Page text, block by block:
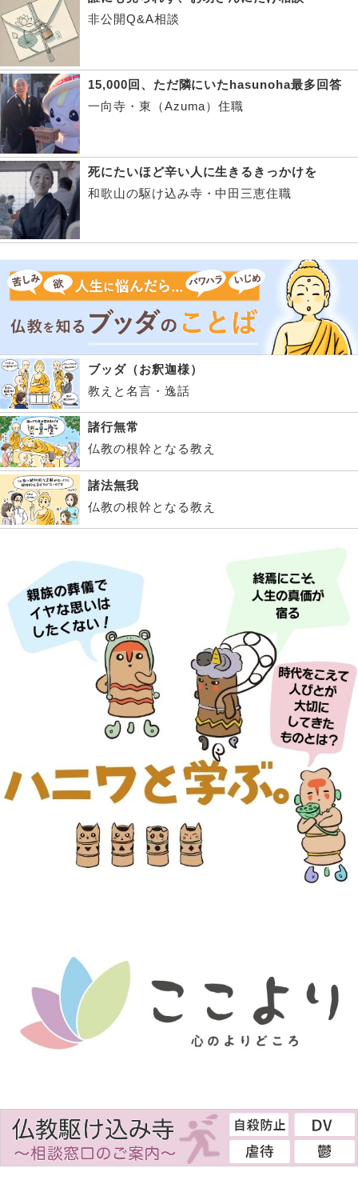
非公開Q&A相談
15,000回、ただ隣にいたhasunoha最多回答
一向寺・東（Azuma）住職
死にたいほど辛い人に生きるきっかけを
和歌山の駆け込み寺・中田三恵住職
ブッダ（お釈迦様）
教えと名言・逸話
諸行無常
仏教の根幹となる教え
諸法無我
仏教の根幹となる教え